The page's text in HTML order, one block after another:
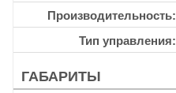
Производительность
Тип управления
ГАБАРИТЫ